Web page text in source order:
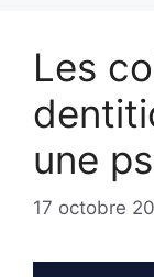
Les
une
17 octobre